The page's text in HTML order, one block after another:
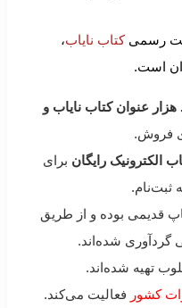
رسمیکتاب نایاب،
است.
عنوان کتاب نایاب و
فروش.
الکترونیک رایگان برای
ثبت‌نام.
قدیمی بوده و از طریق
گردآوری شده‌اند.
تهیه شده‌اند.
کشور فعالیت می‌کند.